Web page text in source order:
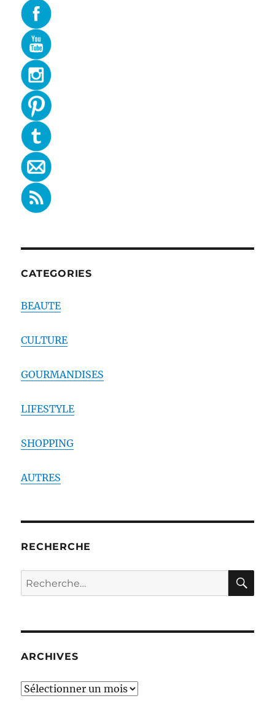
CATEGORIES
BEAUTE
CULTURE
GOURMANDISES
LIFESTYLE
SHOPPING
AUTRES
RECHERCHE
Recherche
pour :
ARCHIVES
ARCHIVES